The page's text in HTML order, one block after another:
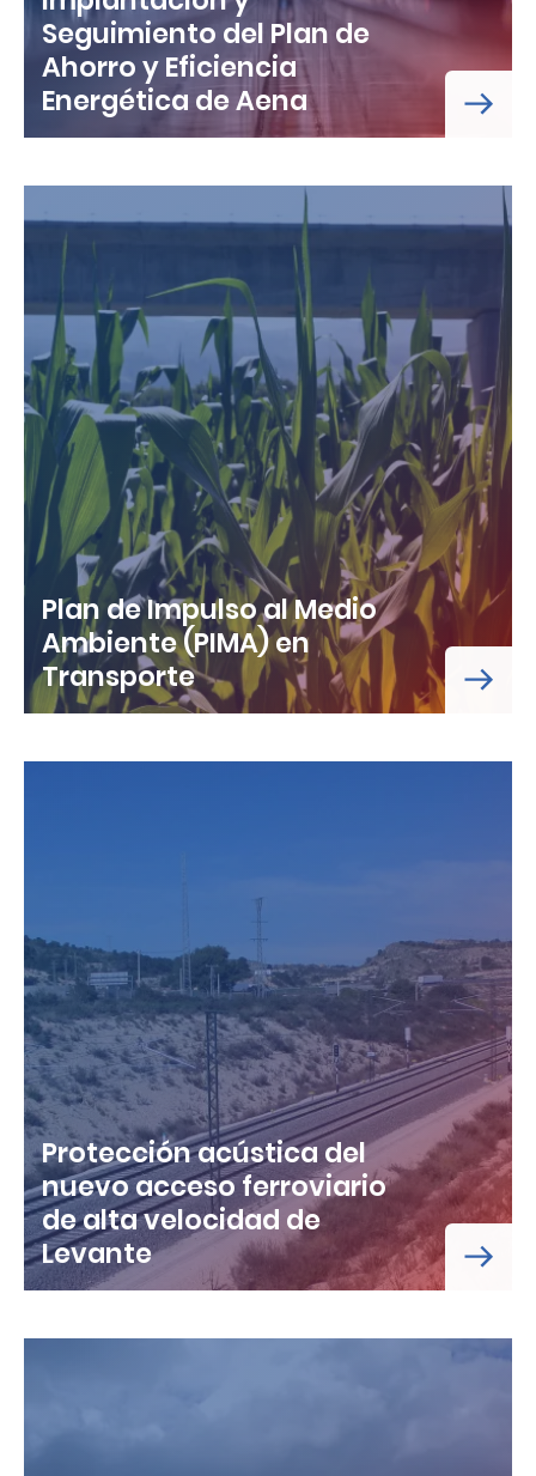
Seguimiento del Plan de
Ahorro y Eficiencia
Energética de Aena
Plan de Impulso al Medio
Ambiente (PIMA) en
Transporte
Protección acústica del
nuevo acceso ferroviario
de alta velocidad de
Levante